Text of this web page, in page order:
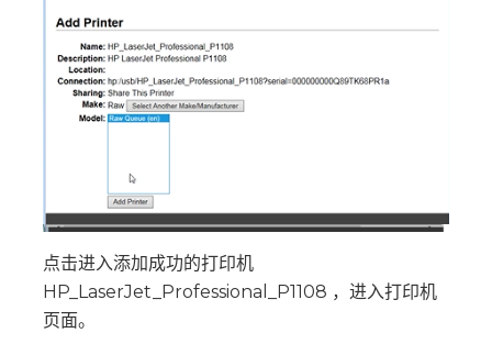
点击进入添加成功的打印机
HP_LaserJet_Professional_P1108 ，进入打印机
页面。